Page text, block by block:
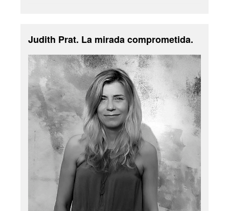
Judith Prat. La mirada comprometida.